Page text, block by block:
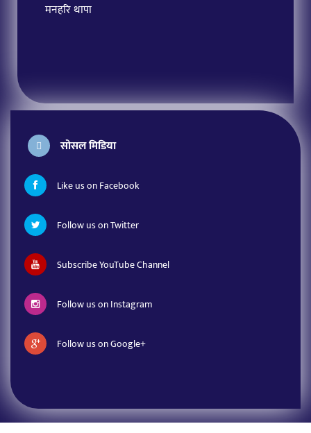
मनहरि थापा
सोसल मिडिया
Like us on Facebook
Follow us on Twitter
Subscribe YouTube Channel
Follow us on Instagram
Follow us on Google+